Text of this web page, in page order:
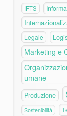
IFTS
Legale
Marketing e
umane
Produzione
Sostenibilità